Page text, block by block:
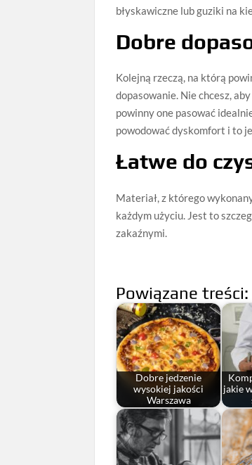
błyskawiczne lub guziki na
Dobre
Kolejną rzeczą, na którą
dopasowanie. Nie chcesz,
powinny one pasować
powodować dyskomfort i to
Łatwe do
Materiał, z którego
każdym użyciu. Jest to
zakaźnymi.
Powiązane treści:
Dobre jedzenie
wysokiej jakości
Warszawa
jakie